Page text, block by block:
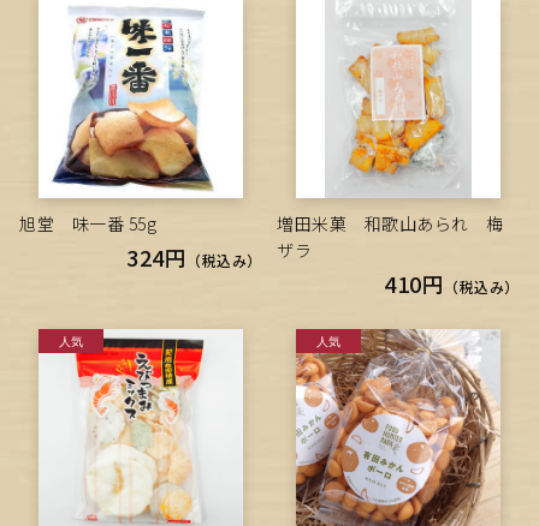
旭堂 味一番 55g
324円 （税込み）
増田米菓 和歌山あられ 梅
ザラ
410円 （税込み）